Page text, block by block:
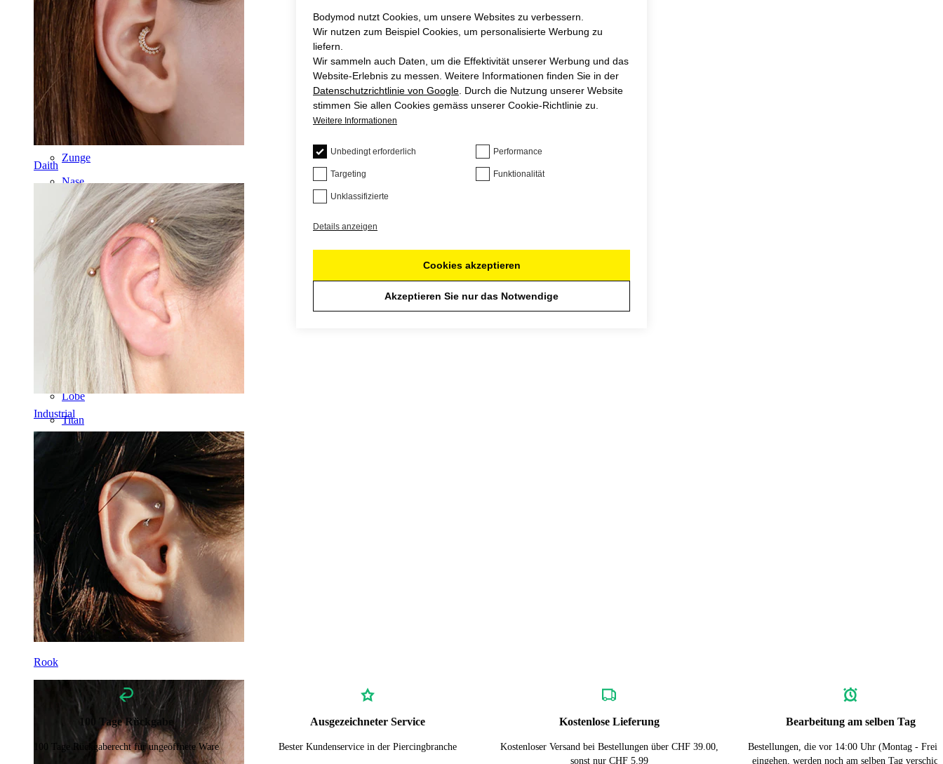
Daith
Industrial
Rook
Dermal
Helix
Ohr
Septum
Clip-on
Labret
Zunge
Nase
Tragus
Barbell
Rook
Daith
Hufeisen
Ring
Werkzeuge
Curved Barbell
Lobe
Titan
100 Tage Rückgabe
100 Tage Rückgaberecht für ungeöffnete Ware
Ausgezeichneter Service
Bester Kundenservice in der Piercingbranche
Kostenlose Lieferung
Kostenloser Versand bei Bestellungen über CHF 39.00,
sonst nur CHF 5.99
Bearbeitung am selben Tag
Bestellungen, die vor 14:00 Uhr (Montag -
eingehen, werden noch am selben Tag
Bodymod nutzt Cookies, um unsere Websites zu verbessern.
Wir nutzen zum Beispiel Cookies, um personalisierte Werbung zu
liefern.
Wir sammeln auch Daten, um die Effektivität unserer Werbung und das
Website-Erlebnis zu messen. Weitere Informationen finden Sie in der
Datenschutzrichtlinie von Google . Durch die Nutzung unserer Website
stimmen Sie allen Cookies gemäss unserer Cookie-Richtlinie zu.
Weitere Informationen
Unbedingt erforderlich Performance
Targeting Funktionalität
Unklassifizierte
Details anzeigen
Cookies akzeptieren
Akzeptieren Sie nur das Notwendige